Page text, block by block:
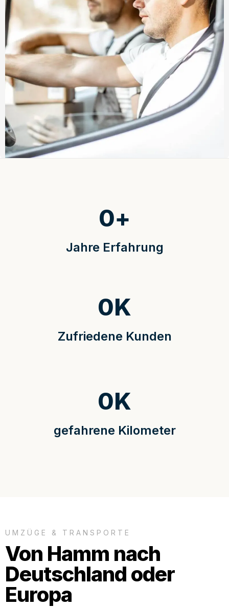
Jahre Erfahrung
0+
Zufriedene Kunden
0K
gefahrene Kilometer
0K
UMZÜGE & TRANSPORTE
Von Hamm nach
Deutschland oder
Europa